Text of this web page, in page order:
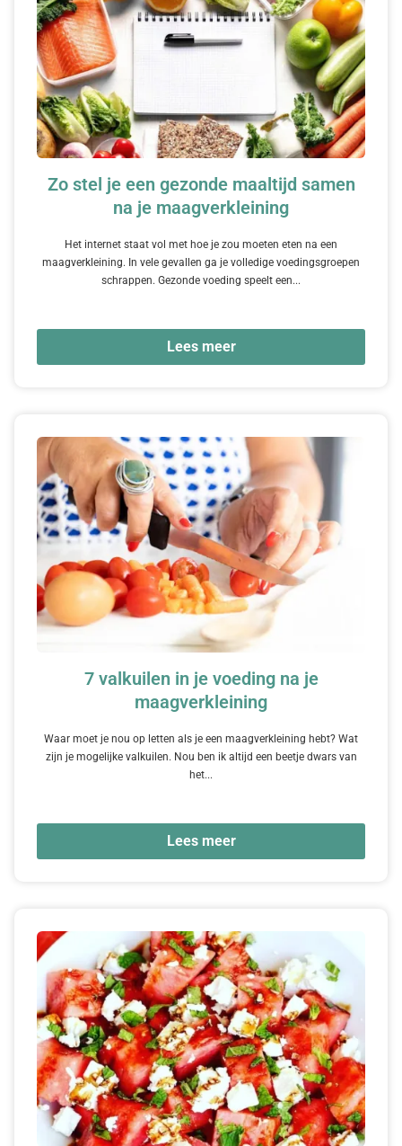
Zo stel je een gezonde maaltijd samen
na je maagverkleining
Het internet staat vol met hoe je zou moeten eten na een
maagverkleining. In vele gevallen ga je volledige voedingsgroepen
schrappen. Gezonde voeding speelt een...
Lees meer
7 valkuilen in je voeding na je
maagverkleining
Waar moet je nou op letten als je een maagverkleining hebt? Wat
zijn je mogelijke valkuilen. Nou ben ik altijd een beetje dwars van
het...
Lees meer